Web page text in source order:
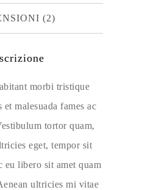
(2)
morbi tristique
et malesuada fames ac
tortor quam,
eget, tempor sit
eu libero sit amet quam
ultricies mi vitae